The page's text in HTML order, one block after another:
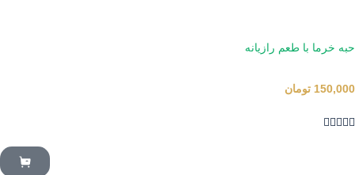
حبه خرما با طعم رازیانه
150,000 تومان
